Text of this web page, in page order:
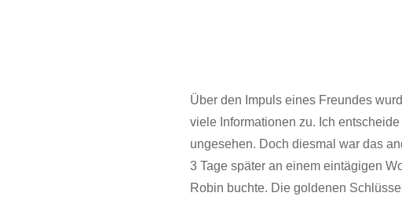
Über den Impuls eines Freundes
viele Informationen zu. Ich
ungesehen. Doch diesmal war das
3 Tage später an einem eintägigen
Robin buchte. Die goldenen